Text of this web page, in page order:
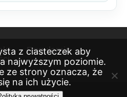
Regulamin
z ciasteczek aby
najwyższym poziomie.
ze strony oznacza, że
na ich użycie.